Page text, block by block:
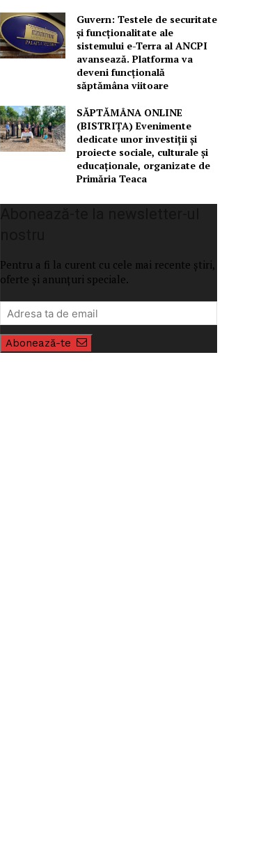
Guvern: Testele de securitate
și funcționalitate ale
sistemului e-Terra al ANCPI
avansează. Platforma va
deveni funcțională
săptămâna viitoare
SĂPTĂMÂNA ONLINE
(BISTRIȚA) Evenimente
dedicate unor investiții și
proiecte sociale, culturale și
educaționale, organizate de
Primăria Teaca
Pentru a fi la curent cu cele mai recente știri,
oferte și anunțuri speciale.
Abonează-te